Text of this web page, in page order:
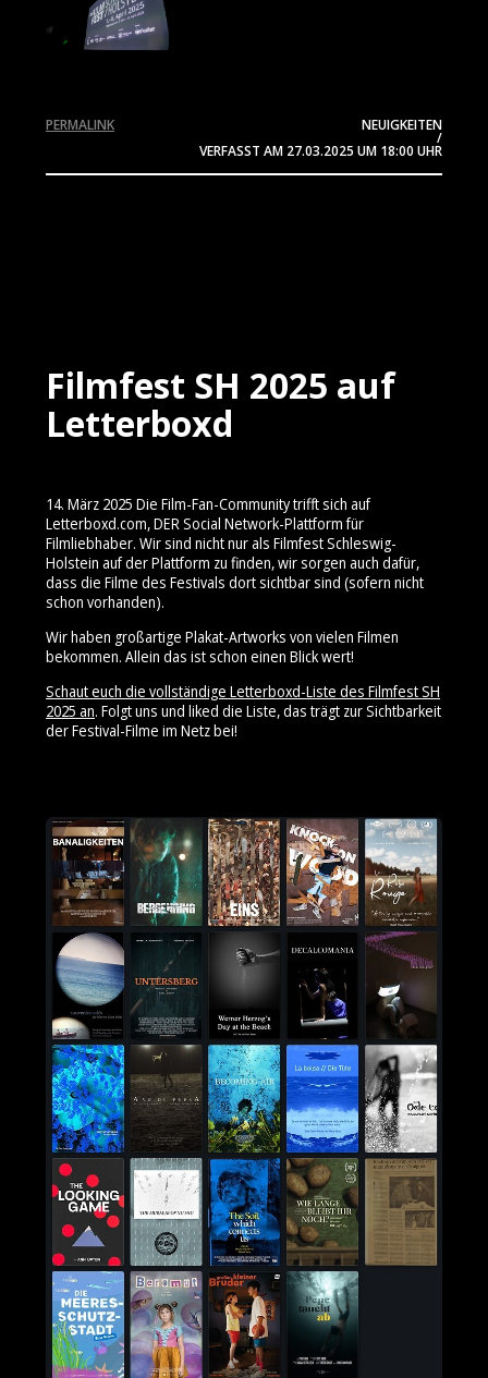
NEUIGKEITEN
/
VERFASST AM 27.03.2025 UM 18:00 UHR
PERMALINK
Filmfest SH 2025 auf
Letterboxd
14. März 2025 Die Film-Fan-Community trifft sich auf
Letterboxd.com, DER Social Network-Plattform für
Filmliebhaber. Wir sind nicht nur als Filmfest Schleswig-
Holstein auf der Plattform zu finden, wir sorgen auch dafür,
dass die Filme des Festivals dort sichtbar sind (sofern nicht
schon vorhanden).
Wir haben großartige Plakat-Artworks von vielen Filmen
bekommen. Allein das ist schon einen Blick wert!
Schaut euch die vollständige Letterboxd-Liste des Filmfest SH
2025 an. Folgt uns und liked die Liste, das trägt zur Sichtbarkeit
der Festival-Filme im Netz bei!